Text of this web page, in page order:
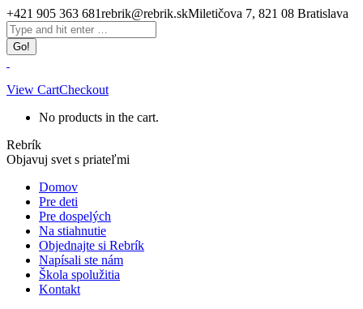
Skip
to
content
+421 905 363 681rebrik@rebrik.skMiletičova 7, 821 08 Bratislava
Facebook
page
opens
in
new
window
Search:
View CartCheckout
No products in the cart.
Rebrík
Objavuj svet s priateľmi
Domov
Pre deti
Pre dospelých
Na stiahnutie
Objednajte si Rebrík
Napísali ste nám
Škola spolužitia
Kontakt